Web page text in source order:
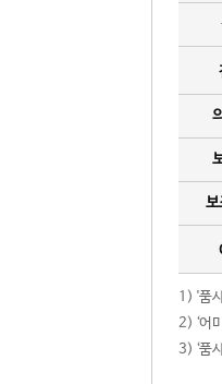
보
1) '품
2) ‘어
3) ‘품